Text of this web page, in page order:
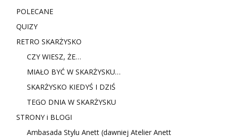
POLECANE
QUIZY
RETRO SKARŻYSKO
CZY WIESZ, ŻE…
MIAŁO BYĆ W SKARŻYSKU…
SKARŻYSKO KIEDYŚ I DZIŚ
TEGO DNIA W SKARŻYSKU
STRONY i BLOGI
Ambasada Stylu Anett (dawniej Atelier Anett